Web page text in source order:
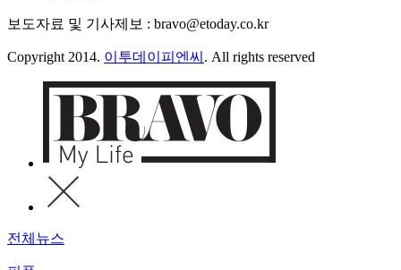
보도자료 및 기사제보 : bravo@etoday.co.kr
Copyright 2014. 이투데이피엔씨 . All rights reserved
전체뉴스